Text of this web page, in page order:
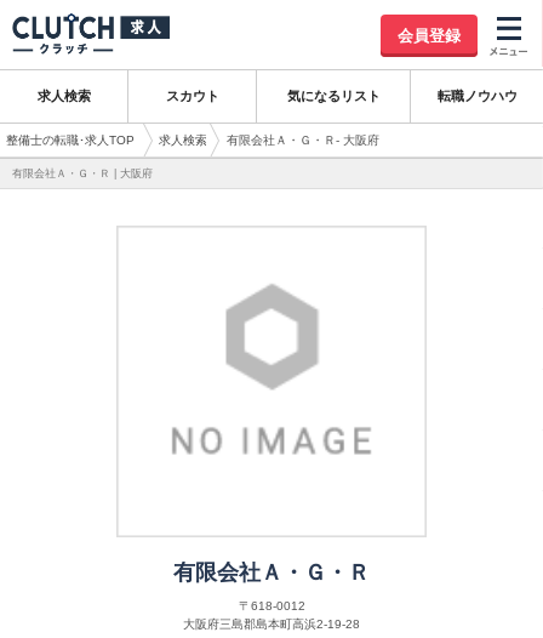
会員登録
求人検索 スカウト 気になるリスト 転職ノウハウ
整備士の転職･求人TOP 求人検索 有限会社Ａ・Ｇ・Ｒ- 大阪府
有限会社Ａ・Ｇ・Ｒ | 大阪府
有限会社Ａ・Ｇ・Ｒ
〒618-0012
大阪府三島郡島本町高浜2-19-28